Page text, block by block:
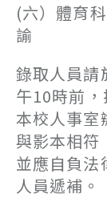
(六）體育
諭
錄取人員請
午10時前
本校人事室
與影本相符
並應自負法
人員遞補。